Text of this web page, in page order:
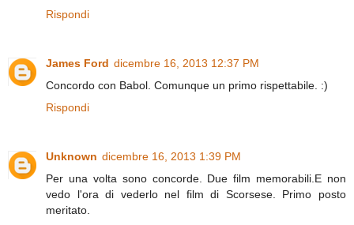
Rispondi
James Ford dicembre 16, 2013 12:37 PM
Concordo con Babol. Comunque un primo rispettabile. :)
Rispondi
Unknown dicembre 16, 2013 1:39 PM
Per una volta sono concorde. Due film memorabili.E non
vedo l'ora di vederlo nel film di Scorsese. Primo posto
meritato.